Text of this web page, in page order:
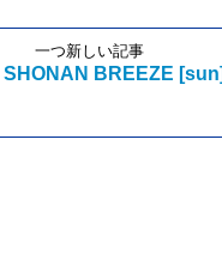
一つ新しい記事
SHONAN BREEZE